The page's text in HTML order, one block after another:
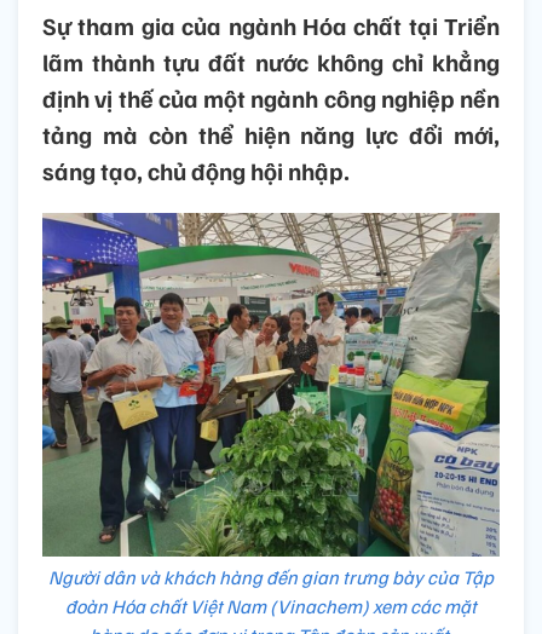
Sự tham gia của ngành Hóa chất tại Triển
lãm thành tựu đất nước không chỉ khẳng
định vị thế của một ngành công nghiệp nền
tảng mà còn thể hiện năng lực đổi mới,
sáng tạo, chủ động hội nhập.
Người dân và khách hàng đến gian trưng bày của Tập
đoàn Hóa chất Việt Nam (Vinachem) xem các mặt